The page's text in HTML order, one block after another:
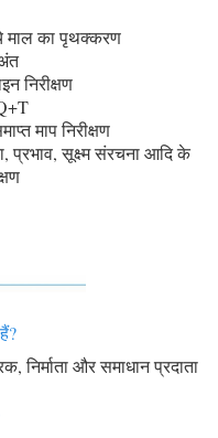
माल का पृथक्करण
निरीक्षण
माप निरीक्षण
प्रभाव, सूक्ष्म संरचना आदि के
निर्माता और समाधान प्रदाता